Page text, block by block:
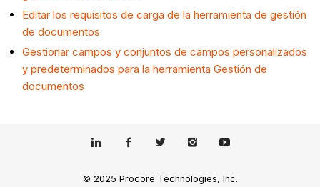
Editar los requisitos de carga de la herramienta de gestión
de documentos
Gestionar campos y conjuntos de campos personalizados
y predeterminados para la herramienta Gestión de
documentos
© 2025 Procore Technologies, Inc.